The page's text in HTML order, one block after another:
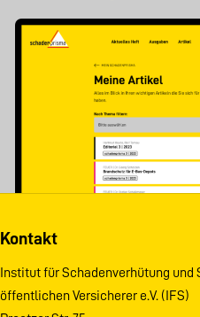
Kontakt
Institut für Schadenverhütung und
öffentlichen Versicherer e.V. (IFS)